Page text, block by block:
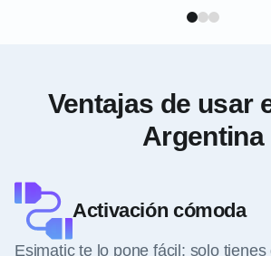
Ventajas de usar
Argentina
Activación cómoda
Esimatic te lo pone fácil: solo